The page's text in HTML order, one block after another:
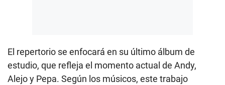
El repertorio se enfocará en su último álbum de
estudio, que refleja el momento actual de Andy,
Alejo y Pepa. Según los músicos, este trabajo